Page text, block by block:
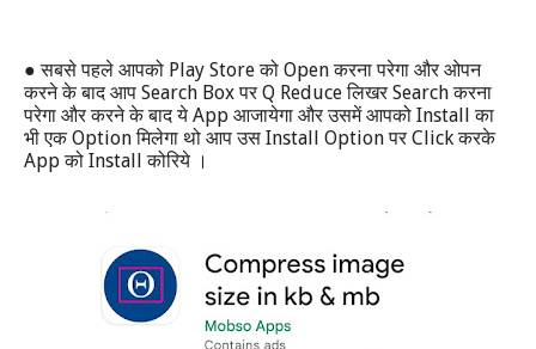
●सबसे पहले आपको Play Storeको Openकरना परेगा और ओपन
करने के बाद आप Search Boxपर Q Reduceलिखर Searchकरना
परेगा और करने के बाद ये App आजायेगा और उसमें आपको Installका
भी एकOptionमिलेगा थो आप उस Install Optionपर Clickकरके
Appको Installकोरिये ।